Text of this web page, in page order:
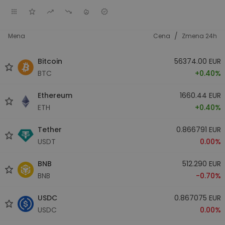
Mena Cena / Zmena 24h
Bitcoin
BTC
56374.00 EUR
+0.40%
Ethereum
ETH
1660.44 EUR
+0.40%
Tether
USDT
0.866791 EUR
0.00%
BNB
BNB
512.290 EUR
-0.70%
USDC
USDC
0.867075 EUR
0.00%